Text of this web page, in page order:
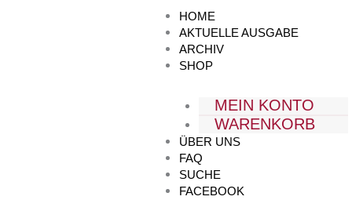
HOME
AKTUELLE AUSGABE
ARCHIV
SHOP
MEIN KONTO
WARENKORB
ÜBER UNS
FAQ
SUCHE
FACEBOOK